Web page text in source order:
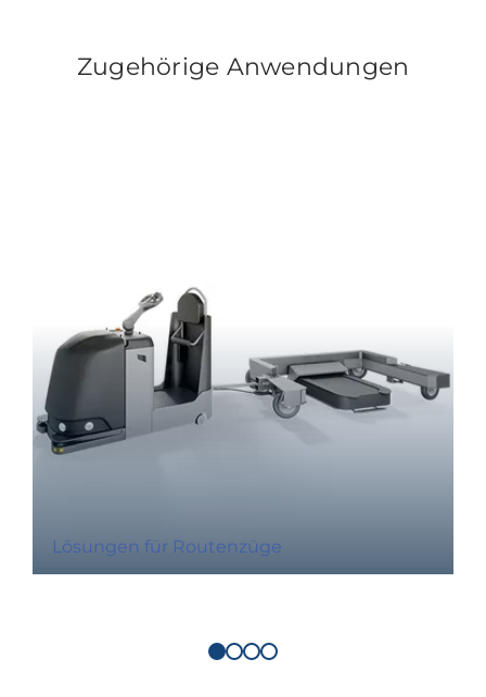
Zugehörige Anwendungen
Lösungen für Routenzüge